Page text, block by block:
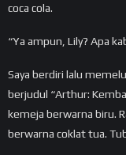
coca cola.
“Ya ampun, Lily? Apa
Saya berdiri lalu
berjudul “Arthur:
kemeja berwarna biru.
berwarna coklat tua.